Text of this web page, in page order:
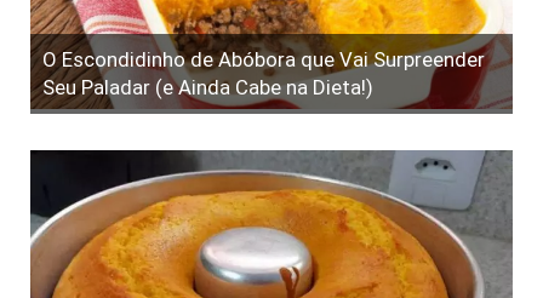
O Escondidinho de Abóbora que Vai Surpreender
Seu Paladar (e Ainda Cabe na Dieta!)